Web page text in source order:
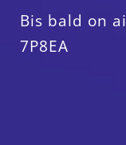
Bis bald on
7P8EA